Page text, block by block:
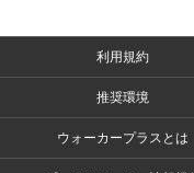
利用規約
推奨環境
ウォーカープラスとは